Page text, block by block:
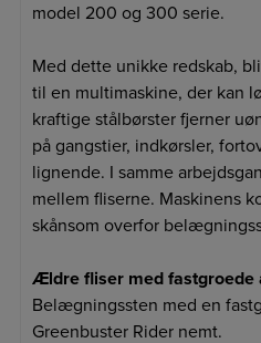
model 200 og 300 serie.
Med dette unikke redskab,
til en multimaskine, der kan
kraftige stålbørster fjerner
på gangstier, indkørsler,
lignende. I samme
mellem fliserne. Maskinens
skånsom overfor
Ældre fliser med fastgroede
Belægningssten med en
Greenbuster Rider nemt.